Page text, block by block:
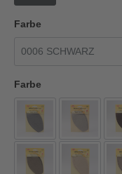
Farbe
Farbe